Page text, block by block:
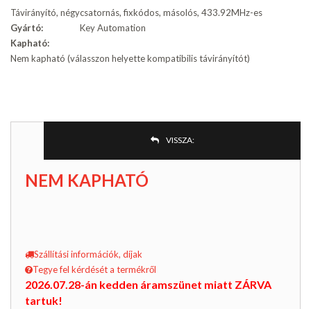
Távirányító, négycsatornás, fixkódos, másolós, 433.92MHz-es
Gyártó:
Key Automation
Kapható:
Nem kapható (válasszon helyette kompatibilis távirányítót)
VISSZA:
NEM KAPHATÓ
Szállítási információk, díjak
Tegye fel kérdését a termékről
2026.07.28-án kedden áramszünet miatt ZÁRVA
tartuk!